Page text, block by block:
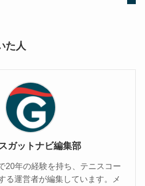
た人
ガットナビ編集部
20年の経験を持ち、テニスコー
る運営者が編集しています。メ